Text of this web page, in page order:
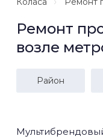
Ремонт
возле
Район